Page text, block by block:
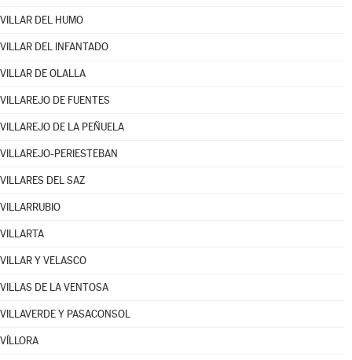
VILLAR DEL HUMO
VILLAR DEL INFANTADO
VILLAR DE OLALLA
VILLAREJO DE FUENTES
VILLAREJO DE LA PEÑUELA
VILLAREJO-PERIESTEBAN
VILLARES DEL SAZ
VILLARRUBIO
VILLARTA
VILLAR Y VELASCO
VILLAS DE LA VENTOSA
VILLAVERDE Y PASACONSOL
VÍLLORA